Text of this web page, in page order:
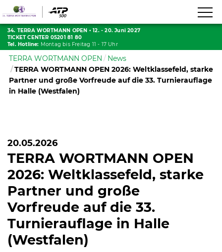
34. TERRA WORTMANN OPEN • 12. - 20. Juni 2027
TICKET CENTER 05201 81 80
Tel. Hotline: Montag bis Freitag 11 - 17 Uhr
TERRA WORTMANN OPEN
News
TERRA WORTMANN OPEN 2026: Weltklassefeld, starke
Partner und große Vorfreude auf die 33. Turnierauflage
in Halle (Westfalen)
20.05.2026
TERRA WORTMANN OPEN
2026: Weltklassefeld, starke
Partner und große
Vorfreude auf die 33.
Turnierauflage in Halle
(Westfalen)